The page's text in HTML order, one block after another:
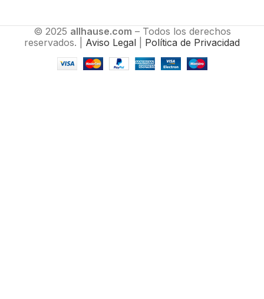
© 2025 allhause.com – Todos los derechos
reservados. | Aviso Legal Política de Privacidad